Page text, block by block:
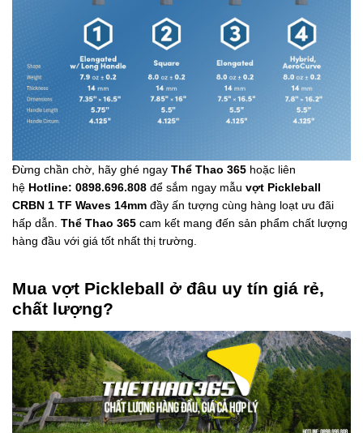
Đừng chần chờ, hãy ghé ngay Thể Thao 365 hoặc liên
hệ Hotline: 0898.696.808 để sắm ngay mẫu vợt Pickleball
CRBN 1 TF Waves 14mm đầy ấn tượng cùng hàng loạt ưu đãi
hấp dẫn. Thể Thao 365 cam kết mang đến sản phẩm chất lượng
hàng đầu với giá tốt nhất thị trường.
Mua vợt Pickleball ở đâu uy tín giá rẻ,
chất lượng?